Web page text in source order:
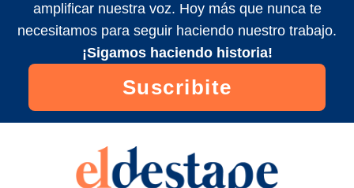
amplificar nuestra voz. Hoy más que nunca te
necesitamos para seguir haciendo nuestro trabajo.
¡Sigamos haciendo historia!
Suscribite